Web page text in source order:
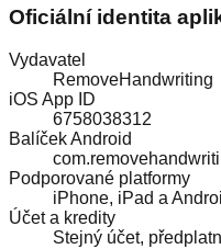
Oficiální identita
Vydavatel
RemoveHandwriting
iOS App ID
6758038312
Balíček Android
Podporované platformy
iPhone, iPad a
Účet a kredity
Stejný účet,